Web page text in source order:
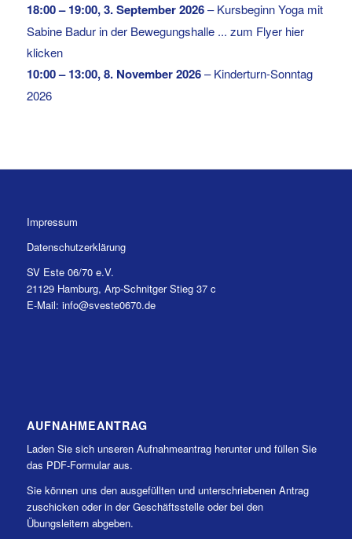
18:00– 19:00,3. September 2026–Kursbeginn Yoga mit
Sabine Badur in der Bewegungshalle ... zum Flyer hier
klicken
10:00– 13:00,8. November 2026–Kinderturn-Sonntag
2026
Impressum
Datenschutzerklärung
SV Este 06/70 e.V.
21129 Hamburg, Arp-Schnitger Stieg 37 c
E-Mail: info@sveste0670.de
AUFNAHMEANTRAG
Laden Sie sich unseren Aufnahmeantrag herunter und füllen Sie
das PDF-Formular aus.
Sie können uns den ausgefüllten und unterschriebenen Antrag
zuschicken oder in der Geschäftsstelle oder bei den
Übungsleitern abgeben.